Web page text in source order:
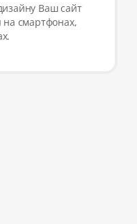
Ваш сайт
на смартфонах,